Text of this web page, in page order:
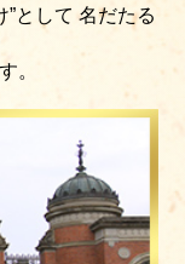
”として 名だたる
。